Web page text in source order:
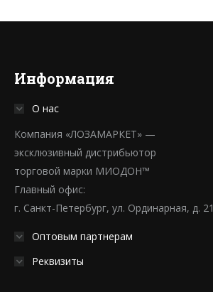
Информация
О нас
Компания «ЛОЗАМАРКЕТ» —
эксклюзивный дистрибьютор
торговой марки МИОДОН™
Главный офис:
г. Санкт-Петербург, ул. Ординарная, д. 21
Оптовым партнерам
Реквизиты